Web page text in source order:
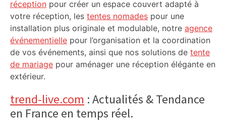
réception pour créer un espace couvert adapté à
votre réception, les tentes nomades pour une
installation plus originale et modulable, notre agence
événementielle pour l’organisation et la coordination
de vos événements, ainsi que nos solutions de tente
de mariage pour aménager une réception élégante en
extérieur.
trend-live.com : Actualités & Tendance
en France en temps réel.